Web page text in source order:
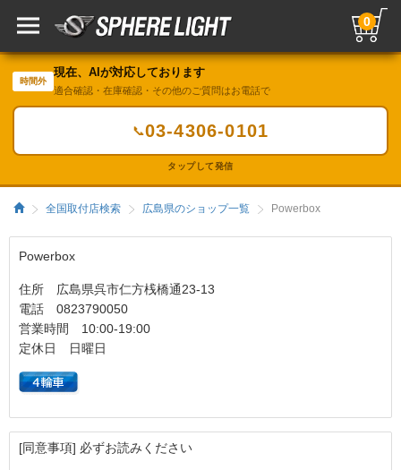
0
時間外
現在、AIが対応しております
適合確認・在庫確認・その他のご質問はお電話で
📞03-4306-0101
タップして発信
全国取付店検索 広島県のショップ一覧 Powerbox
Powerbox
住所 広島県呉市仁方桟橋通23-13
電話 0823790050
営業時間 10:00-19:00
定休日 日曜日
[同意事項] 必ずお読みください